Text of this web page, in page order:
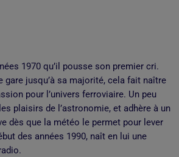
1970 qu’il pousse son premier cri.
gare jusqu’à sa majorité, cela fait naître
pour l’univers ferroviaire. Un peu
plaisirs de l’astronomie, et adhère à un
dès que la météo le permet pour lever
des années 1990, naît en lui une